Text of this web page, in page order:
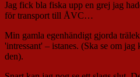
Jag fick bla fiska upp en grej jag
för transport till ÅVC…
Min gamla egenhändigt gjorda
'intressant' – istanes. (Ska se om
den).